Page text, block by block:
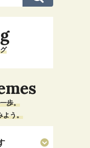
歩。
よう。